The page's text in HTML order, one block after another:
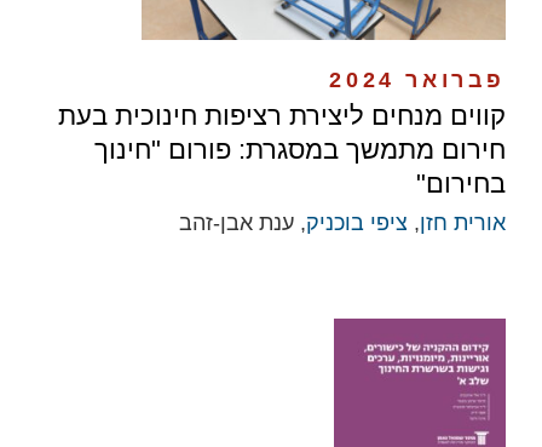
פברואר 2024
קווים מנחים ליצירת רציפות חינוכית בעת
חירום מתמשך במסגרת: פורום "חינוך
בחירום"
אורית חזן, ציפי בוכניק, ענת אבן-זהב